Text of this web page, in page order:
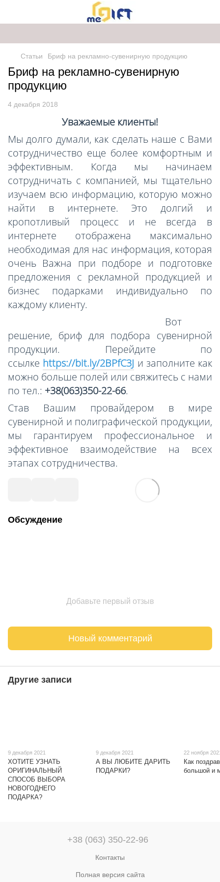
Статьи Бриф на рекламно-сувенирную продукцию
Бриф на рекламно-сувенирную
продукцию
4 декабря 2018
Уважаемые клиенты!
Мы долго думали, как сделать наше с Вами
сотрудничество еще более комфортным и
эффективным. Когда мы начинаем
сотрудничать с компанией, мы тщательно
изучаем всю информацию, которую можно
найти в интернете. Это долгий и
кропотливый процесс и не всегда в
интернете отображена максимально
необходимая для нас информация, которая
очень Важна при подборе и подготовке
предложения с рекламной продукцией и
бизнес подарками индивидуально по
каждому клиенту.
Вот
решение, бриф для подбора сувенирной
продукции. Перейдите по
ссылке https://bit.ly/2BPfC3J и заполните как
можно больше полей или свяжитесь с нами
по тел.: +38(063)350-22-66.
Став Вашим провайдером в мире
сувенирной и полиграфической продукции,
мы гарантируем профессиональное и
эффективное взаимодействие на всех
этапах сотрудничества.
Обсуждение
Добавьте первый отзыв
Новый комментарий
Другие записи
9 декабря 2021
ХОТИТЕ УЗНАТЬ
ОРИГИНАЛЬНЫЙ
СПОСОБ ВЫБОРА
НОВОГОДНЕГО
ПОДАРКА?
9 декабря 2021
А ВЫ ЛЮБИТЕ ДАРИТЬ
ПОДАРКИ?
22 ноября
Как
большой и
+38 (063) 350-22-96
Контакты
Полная версия сайта